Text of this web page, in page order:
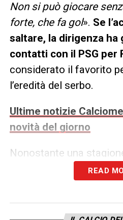
Non si può giocare
forte, che fa gol». Se
saltare, la dirigenza ha
contatti con il PSG per
considerato il favorito
l’eredità del serbo.
Ultime notizie
novità del giorno
Nonostante una
grave infortunio
crescendo, realizzando
un bottino equivalente
READ